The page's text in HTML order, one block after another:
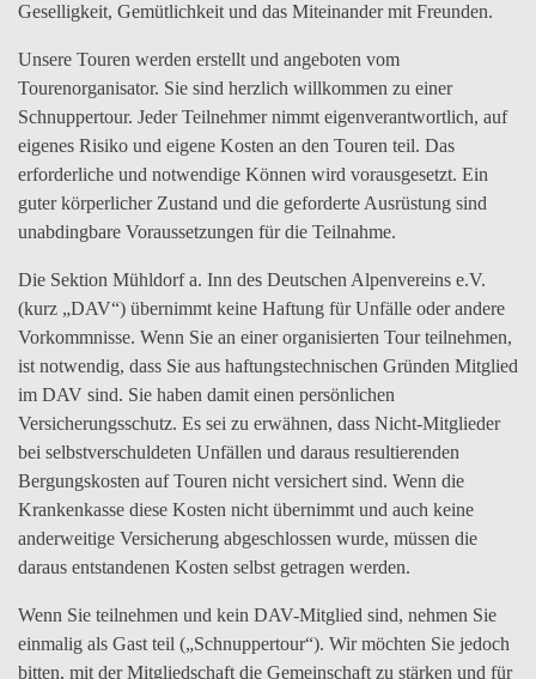
Geselligkeit, Gemütlichkeit und das Miteinander mit Freunden.
Unsere Touren werden erstellt und angeboten vom
Tourenorganisator. Sie sind herzlich willkommen zu einer
Schnuppertour. Jeder Teilnehmer nimmt eigenverantwortlich, auf
eigenes Risiko und eigene Kosten an den Touren teil. Das
erforderliche und notwendige Können wird vorausgesetzt. Ein
guter körperlicher Zustand und die geforderte Ausrüstung sind
unabdingbare Voraussetzungen für die Teilnahme.
Die Sektion Mühldorf a. Inn des Deutschen Alpenvereins e.V.
(kurz „DAV“) übernimmt keine Haftung für Unfälle oder andere
Vorkommnisse. Wenn Sie an einer organisierten Tour teilnehmen,
ist notwendig, dass Sie aus haftungstechnischen Gründen Mitglied
im DAV sind. Sie haben damit einen persönlichen
Versicherungsschutz. Es sei zu erwähnen, dass Nicht-Mitglieder
bei selbstverschuldeten Unfällen und daraus resultierenden
Bergungskosten auf Touren nicht versichert sind. Wenn die
Krankenkasse diese Kosten nicht übernimmt und auch keine
anderweitige Versicherung abgeschlossen wurde, müssen die
daraus entstandenen Kosten selbst getragen werden.
Wenn Sie teilnehmen und kein DAV-Mitglied sind, nehmen Sie
einmalig als Gast teil („Schnuppertour“). Wir möchten Sie jedoch
bitten, mit der Mitgliedschaft die Gemeinschaft zu stärken und für